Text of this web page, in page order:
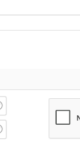
i
*